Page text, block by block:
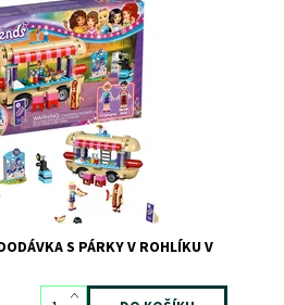
s párky v rohlíku má prostor
výhledem na zábavní
3
S PÁRKY V ROHLÍKU V